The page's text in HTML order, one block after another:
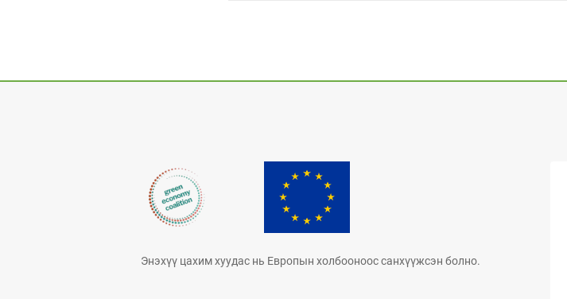
Энэхүү цахим хуудас нь Европын холбооноос санхүүжсэн болно.